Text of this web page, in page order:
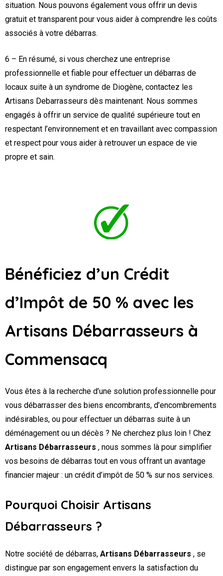
situation. Nous pouvons également vous offrir un devis
gratuit et transparent pour vous aider à comprendre les coûts
associés à votre débarras.
6 – En résumé, si vous cherchez une entreprise
professionnelle et fiable pour effectuer un débarras de
locaux suite à un syndrome de Diogène, contactez les
Artisans Debarrasseurs dès maintenant. Nous sommes
engagés à offrir un service de qualité supérieure tout en
respectant l’environnement et en travaillant avec compassion
et respect pour vous aider à retrouver un espace de vie
propre et sain.
Bénéficiez d’un Crédit
d’Impôt de 50 % avec les
Artisans Débarrasseurs à
Commensacq
Vous êtes à la recherche d’une solution professionnelle pour
vous débarrasser des biens encombrants, d’encombrements
indésirables, ou pour effectuer un débarras suite à un
déménagement ou un décès ? Ne cherchez plus loin ! Chez
Artisans Débarrasseurs , nous sommes là pour simplifier
vos besoins de débarras tout en vous offrant un avantage
financier majeur : un crédit d’impôt de 50 % sur nos services.
Pourquoi Choisir Artisans
Débarrasseurs ?
Notre société de débarras, Artisans Débarrasseurs , se
distingue par son engagement envers la satisfaction du